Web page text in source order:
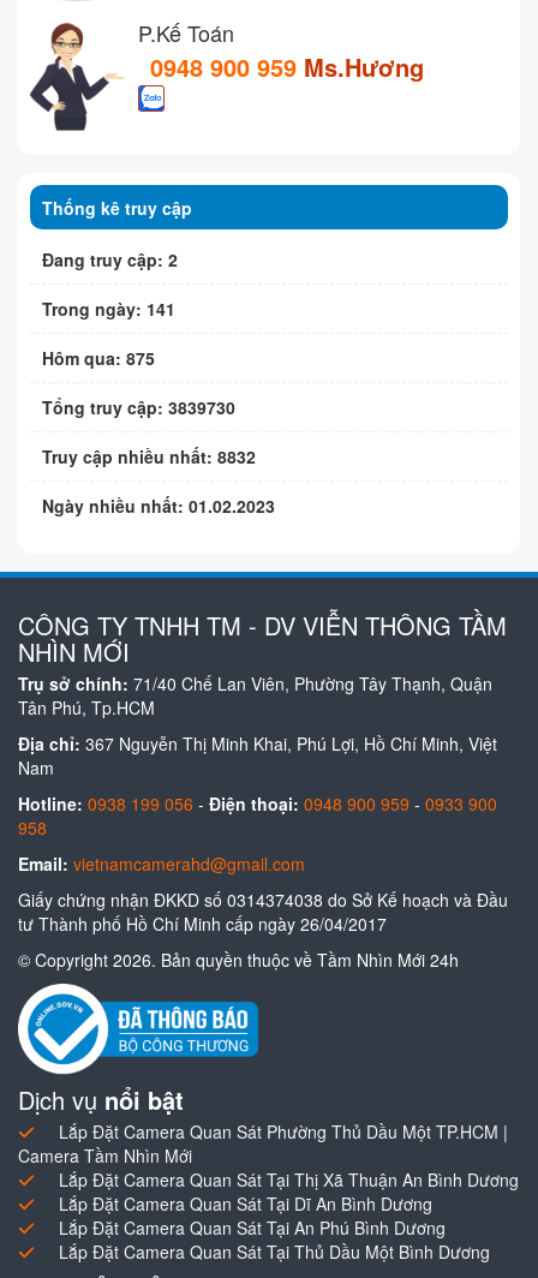
P.Kế Toán
0948 900 959 Ms.Hương
Thống kê truy cập
Đang truy cập: 2
Trong ngày: 141
Hôm qua: 875
Tổng truy cập: 3839730
Truy cập nhiều nhất: 8832
Ngày nhiều nhất: 01.02.2023
CÔNG TY TNHH TM - DV VIỄN THÔNG TẦM
NHÌN MỚI
Trụ sở chính: 71/40 Chế Lan Viên, Phường Tây Thạnh, Quận
Tân Phú, Tp.HCM
Địa chỉ: 367 Nguyễn Thị Minh Khai, Phú Lợi, Hồ Chí Minh, Việt
Nam
Hotline: 0938 199 056 - Điện thoại: 0948 900 959 - 0933 900
958
Email: vietnamcamerahd@gmail.com
Giấy chứng nhận ĐKKD số 0314374038 do Sở Kế hoạch và Đầu
tư Thành phố Hồ Chí Minh cấp ngày 26/04/2017
© Copyright 2026. Bản quyền thuộc về Tầm Nhìn Mới 24h
Dịch vụ nổi bật
Lắp Đặt Camera Quan Sát Phường Thủ Dầu Một TP.HCM |
Camera Tầm Nhìn Mới
Lắp Đặt Camera Quan Sát Tại Thị Xã Thuận An Bình Dương
Lắp Đặt Camera Quan Sát Tại Dĩ An Bình Dương
Lắp Đặt Camera Quan Sát Tại An Phú Bình Dương
Lắp Đặt Camera Quan Sát Tại Thủ Dầu Một Bình Dương